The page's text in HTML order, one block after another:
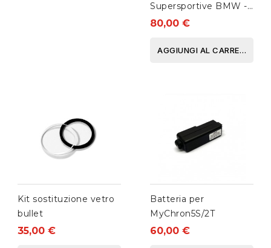
Supersportive BMW -
mod.2
80,00 €
AGGIUNGI AL CARRELLO
Kit sostituzione vetro
bullet
35,00 €
Batteria per
MyChron5S/2T
60,00 €